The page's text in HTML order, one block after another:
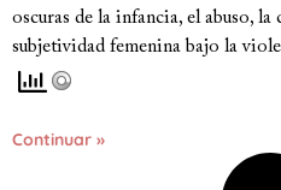
oscuras de la infancia, el abuso,
subjetividad femenina bajo la
Continuar »